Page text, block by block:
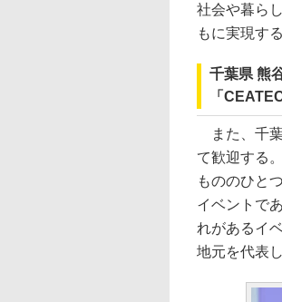
社会や暮ら
もに実現す
千葉県 熊
「
また、千葉
て歓迎する
もののひと
イベントで
れがあるイ
地元を代表